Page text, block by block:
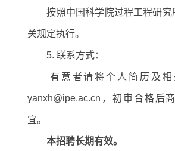
按照中国科学院过程工程研究
关规定执行。
5. 联系方式：
有意者请将个人简历及
yanxh@ipe.ac.cn ，初审合格后
宜。
本招聘长期有效。